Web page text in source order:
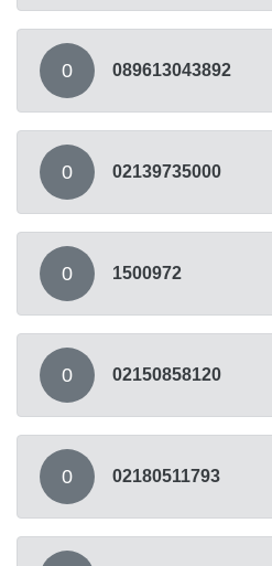
0 089613043892
0 02139735000
0 1500972
0 02150858120
0 02180511793